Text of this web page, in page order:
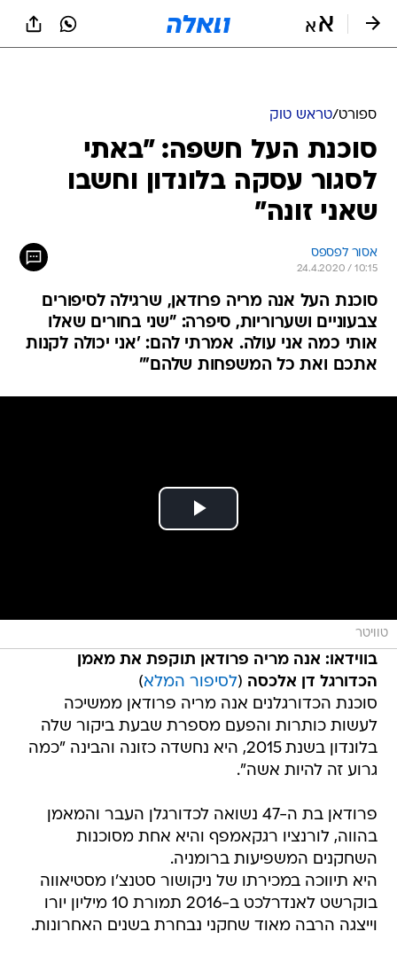
סוכנת העל חשפה: "באתי
לסגור עסקה בלונדון וחשבו
שאני זונה"
אסור לפספס
סוכנת העל אנה מריה פרודאן, שרגילה לסיפורים
אותי כמה אני עולה. אמרתי להם: 'אני יכולה לקנות
אתכם ואת כל המשפחות שלהם'"
בווידאו: אנה מריה פרודאן תוקפת את מאמן
הכדורגל דן אלכסה
סוכנת הכדורגלנים אנה מריה פרודאן ממשיכה
לעשות כותרות והפעם מספרת שבעת ביקור שלה
בלונדון בשנת 2015, היא נחשדה כזונה והבינה "כמה
גרוע זה להיות אשה".
פרודאן בת ה-47 נשואה לכדורגלן העבר והמאמן
השחקנים המשפיעות ברומניה.
היא תיווכה במכירתו של ניקושור סטנצ'ו מסטיאווה
וייצגה הרבה מאוד שחקני נבחרת בשנים האחרונות.
מדובר באישה שהיא אימפריה כלכלית. עם 620 אלף